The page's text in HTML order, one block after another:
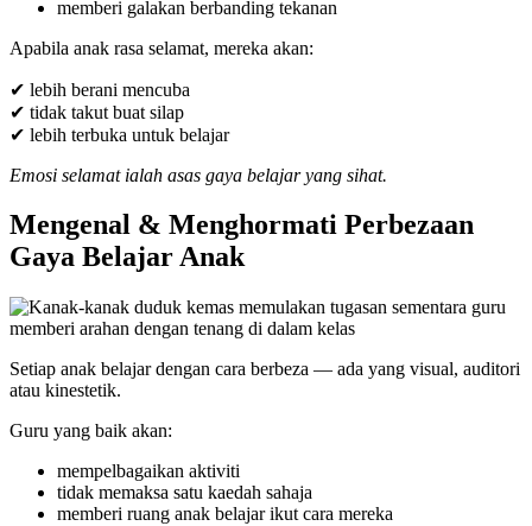
memberi galakan berbanding tekanan
Apabila anak rasa selamat, mereka akan:
✔ lebih berani mencuba
✔ tidak takut buat silap
✔ lebih terbuka untuk belajar
Emosi selamat ialah asas gaya belajar yang sihat.
Mengenal & Menghormati Perbezaan
Gaya Belajar Anak
Setiap anak belajar dengan cara berbeza — ada yang visual, auditori
atau kinestetik.
Guru yang baik akan:
mempelbagaikan aktiviti
tidak memaksa satu kaedah sahaja
memberi ruang anak belajar ikut cara mereka